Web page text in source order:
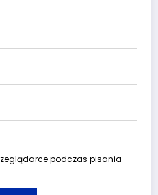
podczas pisania